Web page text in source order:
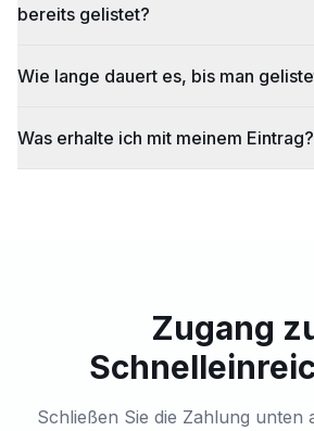
bereits gelistet?
Wie lange dauert es, bis man
Was erhalte ich mit meinem Eintrag?
Zugang
Schließen Sie die Zahlung unten